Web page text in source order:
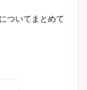
ついてまとめて